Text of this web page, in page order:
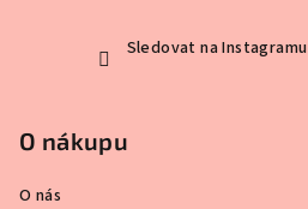
Sledovat na Instagramu
O nákupu
O nás